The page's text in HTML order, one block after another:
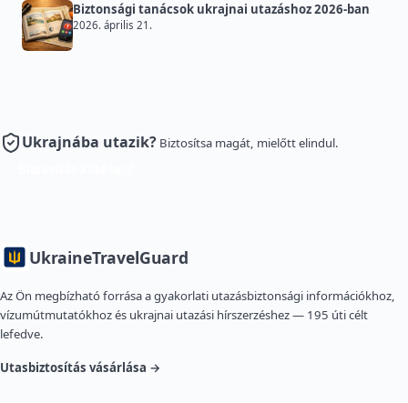
Biztonsági tanácsok ukrajnai utazáshoz 2026-ban
2026. április 21.
Ukrajnába utazik? Biztosítsa magát, mielőtt elindul.
UkraineTravelGuard
Az Ön megbízható forrása a gyakorlati utazásbiztonsági információkhoz,
vízumútmutatókhoz és ukrajnai utazási hírszerzéshez — 195 úti célt
lefedve.
Utasbiztosítás vásárlása →